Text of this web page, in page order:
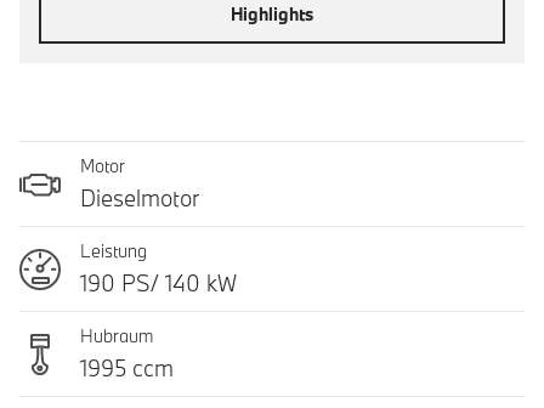
Highlights
Motor
Dieselmotor
Leistung
190 PS/ 140 kW
Hubraum
1995 ccm